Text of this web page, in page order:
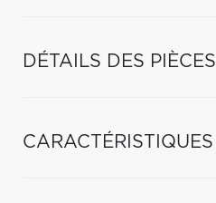
DÉTAILS DES PIÈCES
CARACTÉRISTIQUES